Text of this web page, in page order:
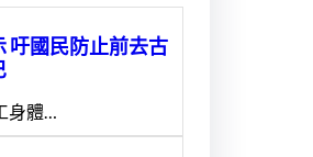
吁國民防止前去古
身體…